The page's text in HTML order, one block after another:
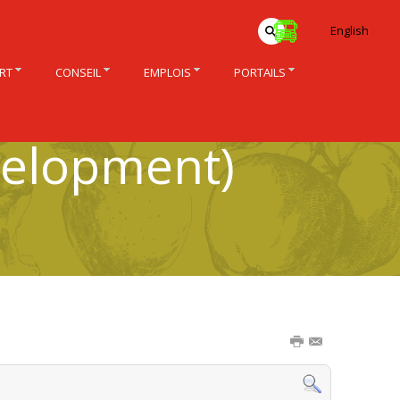
English
CONSEIL EMPLOIS PORTAILS